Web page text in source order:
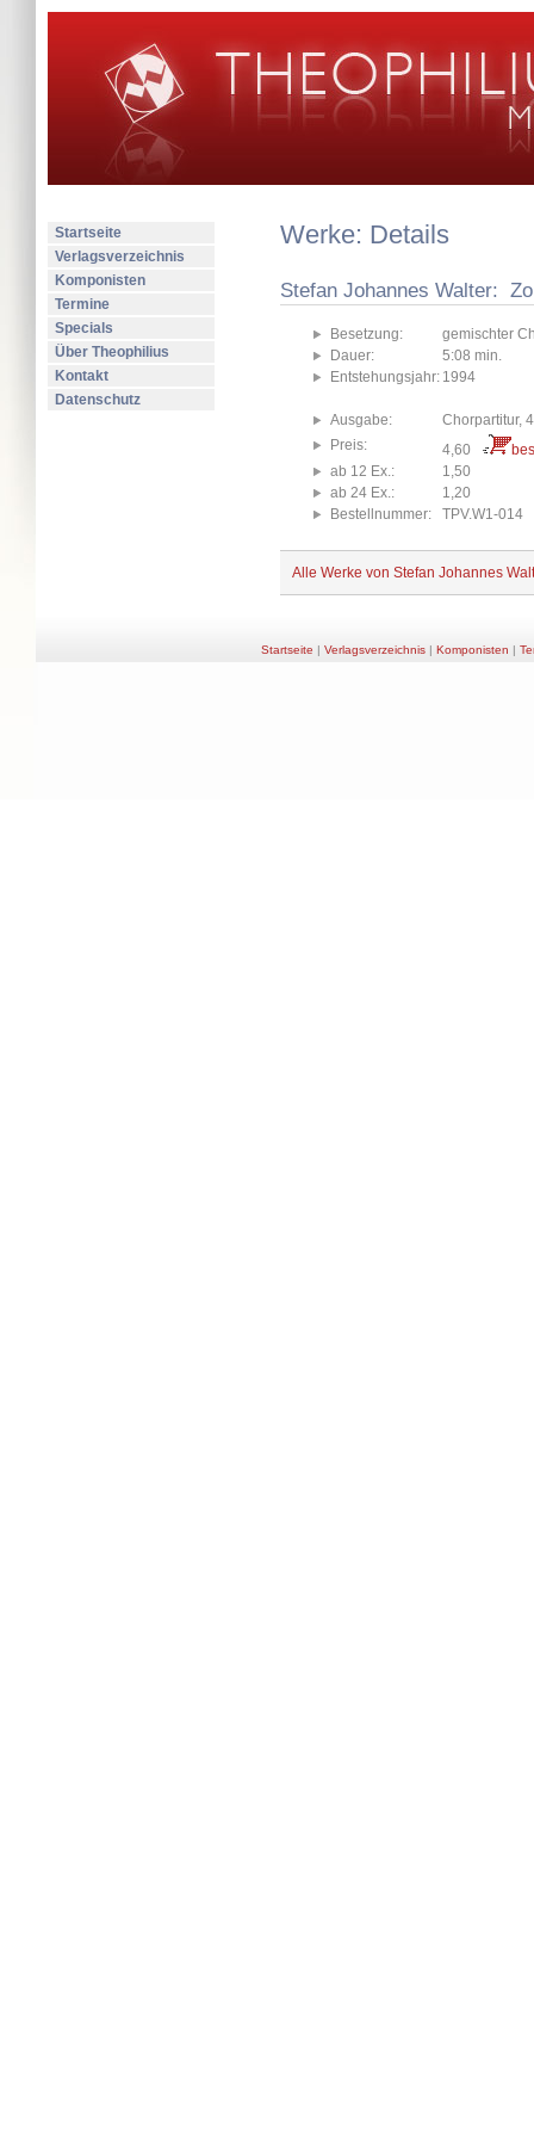
Startseite
Verlagsverzeichnis
Komponisten
Termine
Specials
Über Theophilius
Kontakt
Datenschutz
Werke: Details
Stefan Johannes Walter:
Besetzung:
gemischter
Dauer:
5:08 min.
Entstehungsjahr: 1994
Ausgabe:
Chorpartitur,
Preis:
4,60
ab 12 Ex.:
1,50
ab 24 Ex.:
1,20
Bestellnummer:
TPV.W1-014
Alle Werke von Stefan Johannes
Startseite | Verlagsverzeichnis| Komponisten |